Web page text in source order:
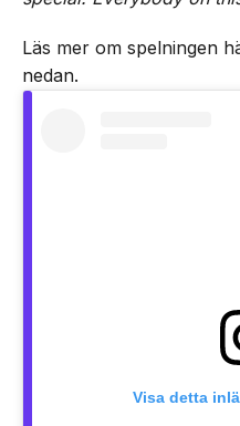
Läs mer om spelningen
nedan.
Visa detta